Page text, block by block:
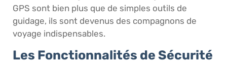
GPS sont bien plus que de simples outils de
guidage, ils sont devenus des compagnons de
voyage indispensables.
Les Fonctionnalités de Sécurité